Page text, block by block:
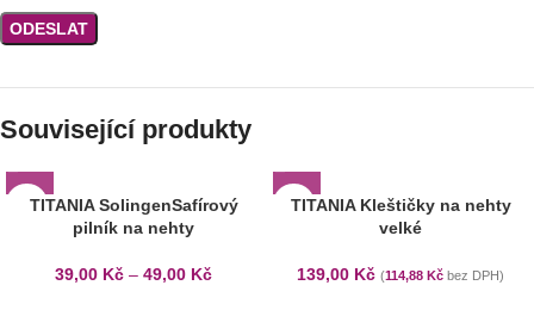
Související produkty
TITANIA SolingenSafírový
pilník na nehty
39,00 Kč – 49,00 Kč
TITANIA Kleštičky na nehty
velké
139,00 Kč (114,88 Kč bez DPH)